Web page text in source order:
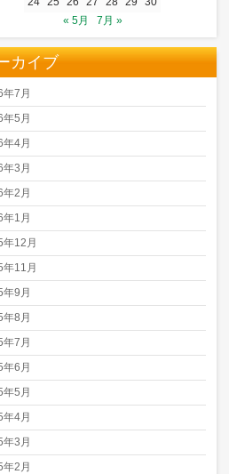
« 5月
7月 »
カイブ
年7月
年5月
年4月
年3月
年2月
年1月
年12月
年11月
年9月
年8月
年7月
年6月
年5月
年4月
年3月
年2月